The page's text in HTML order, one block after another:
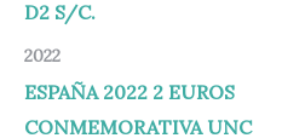
2022
ESPAÑA 2022 2 EUROS
CONMEMORATIVA UNC